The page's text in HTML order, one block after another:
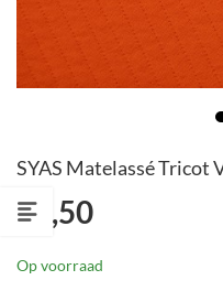
SYAS Matelassé Tricot
€2,50
Op voorraad